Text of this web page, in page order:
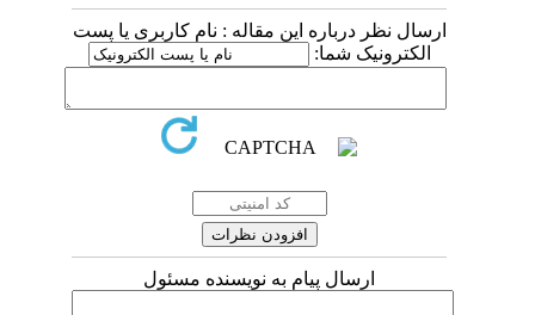
ارسال نظر درباره این مقاله : نام کاربری یا پست
الکترونیک شما:
ارسال پیام به نویسنده مسئول